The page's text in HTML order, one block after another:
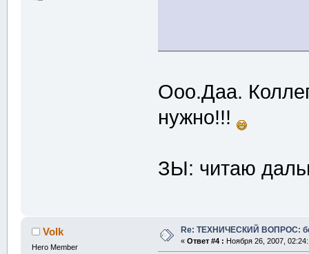
Ооо.Даа.
нужно!!!
ЗЫ: читаю
Volk
Hero Member
Re: ТЕХНИЧЕСКИЙ ВОПРОС:
« Ответ #4 : Ноября 26, 2007,